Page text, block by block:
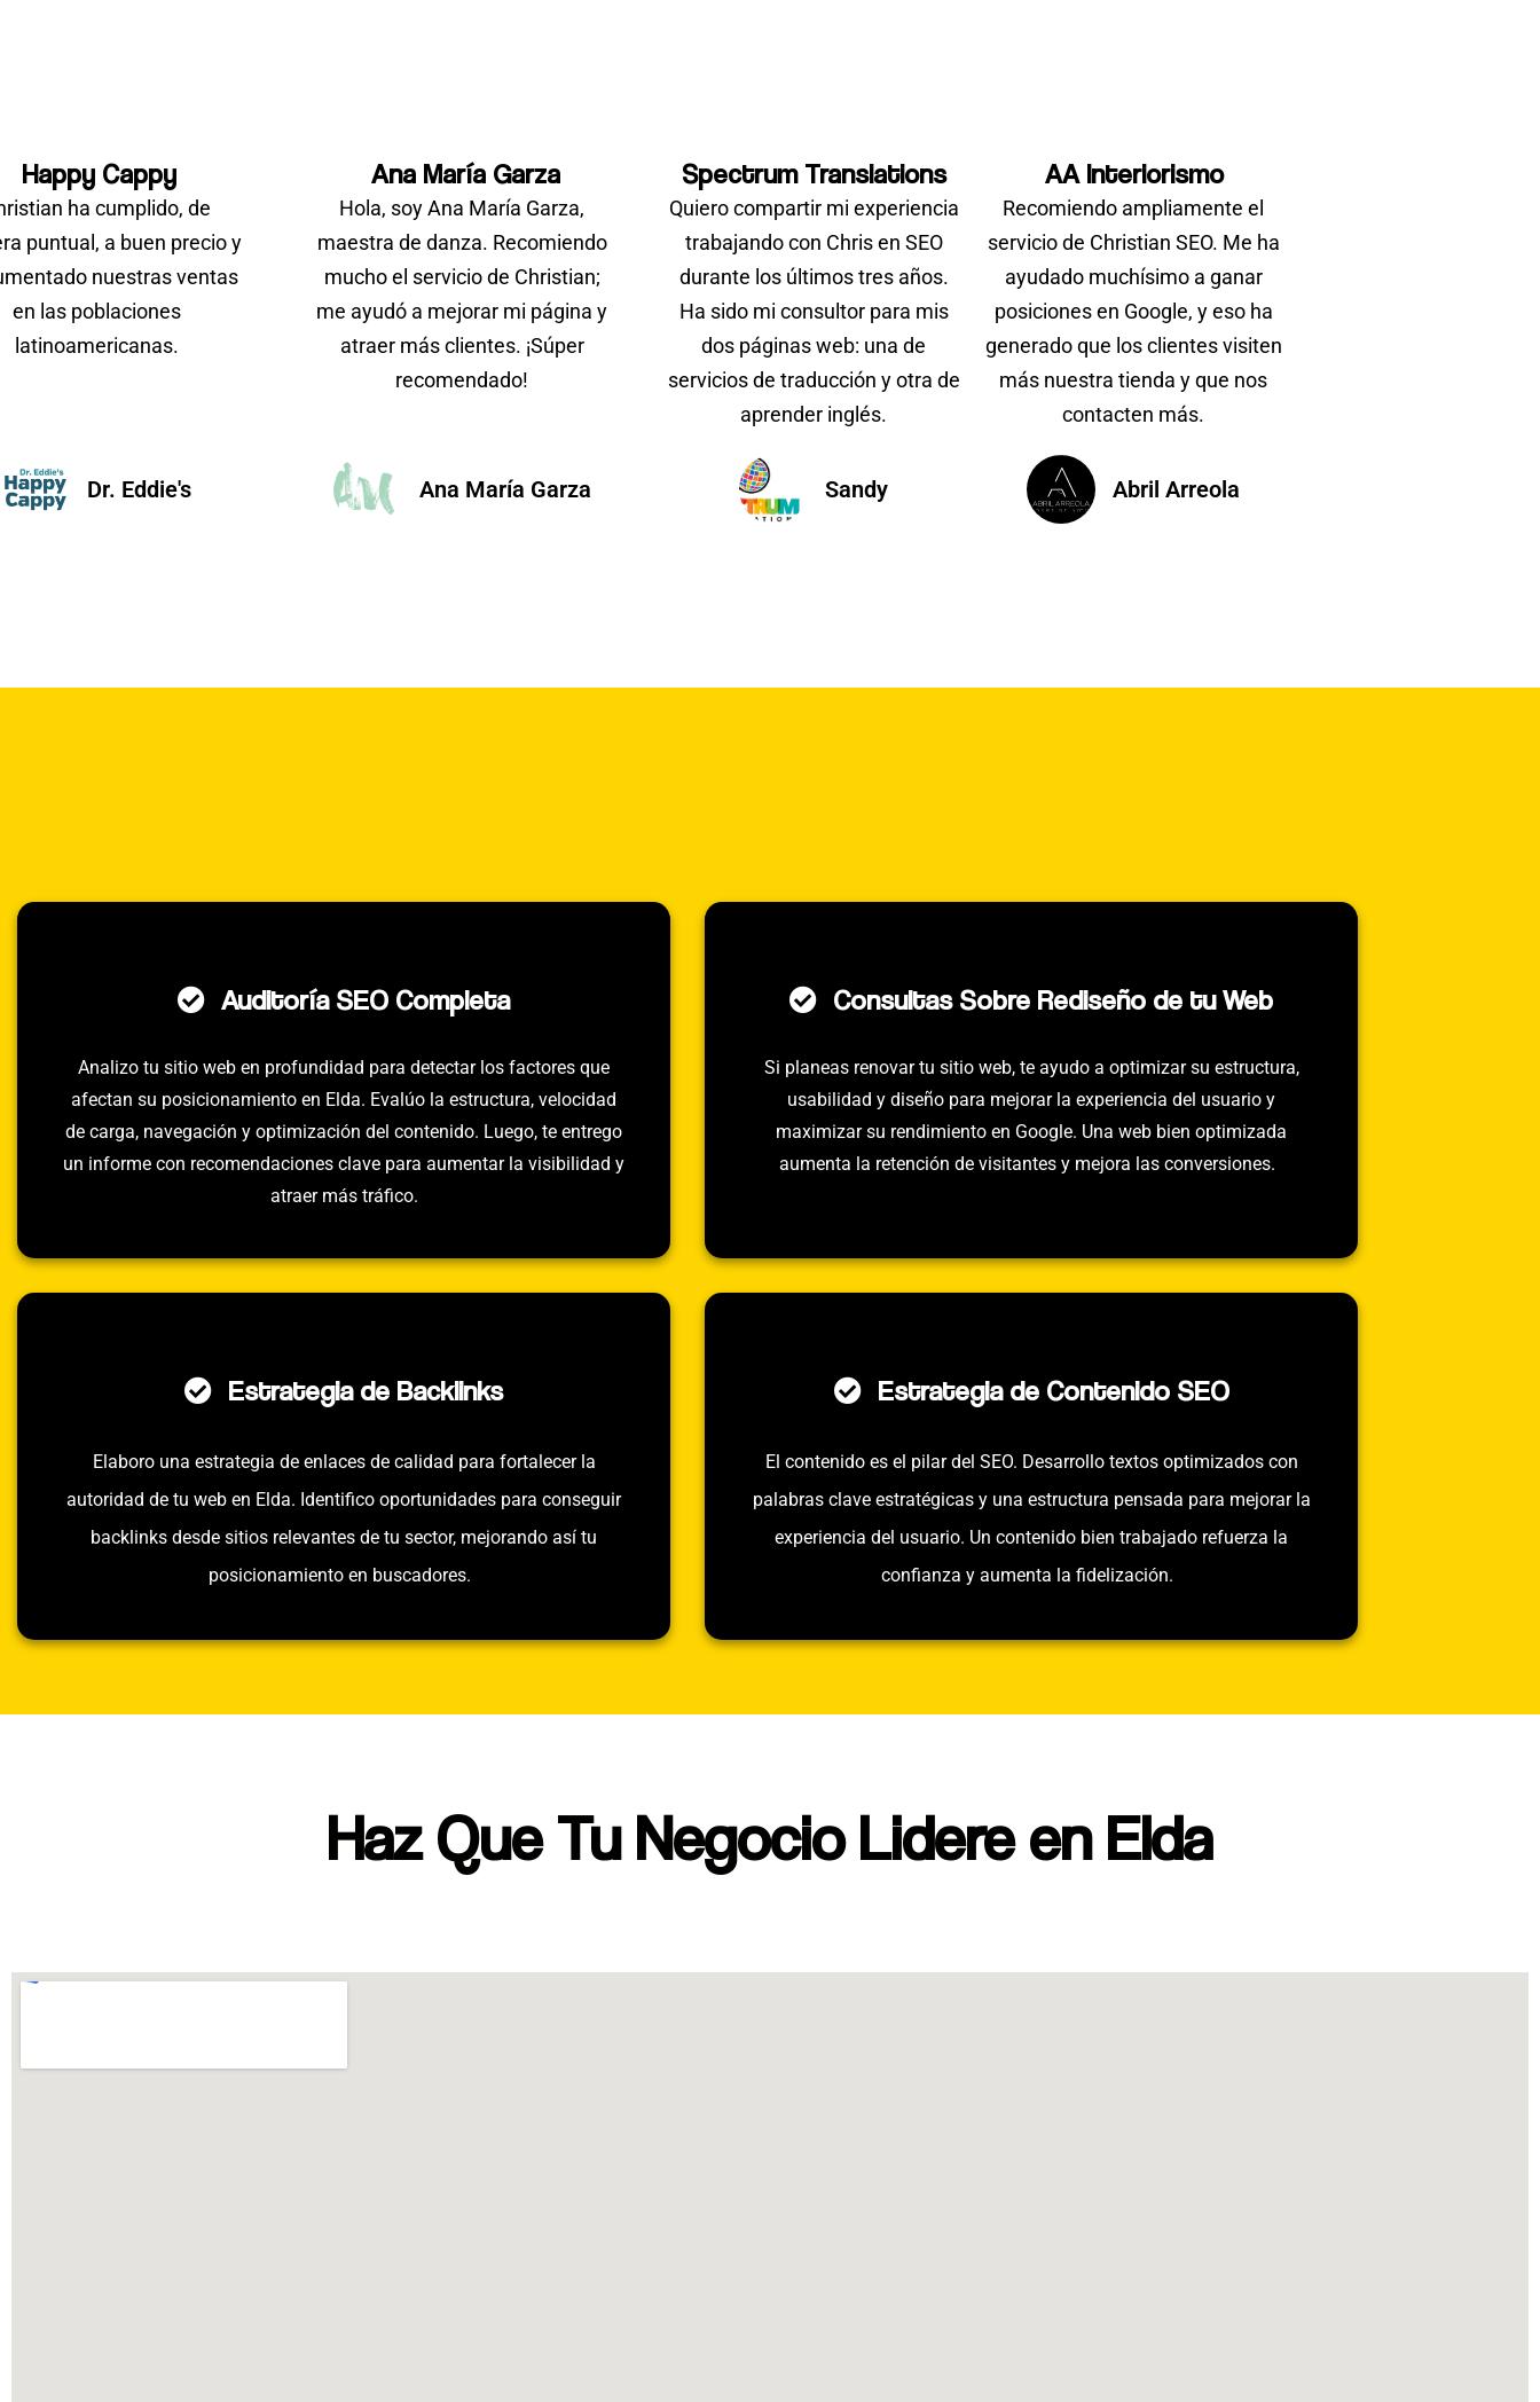
Happy Cappy Ana María Garza Spectrum Translations AA Interiorismo
ha cumplido, de
puntual, a buen precio y
nuestras ventas
en las poblaciones
latinoamericanas.
Dr. Eddie's
Hola, soy Ana María Garza,
maestra de danza. Recomiendo
mucho el servicio de Christian;
me ayudó a mejorar mi página y
atraer más clientes. ¡Súper
recomendado!
Ana María Garza
Quiero compartir mi experiencia
trabajando con Chris en SEO
durante los últimos tres años.
Ha sido mi consultor para mis
dos páginas web: una de
servicios de traducción y otra de
aprender inglés.
Sandy
Recomiendo ampliamente el
servicio de Christian SEO. Me ha
ayudado muchísimo a ganar
posiciones en Google, y eso ha
generado que los clientes visiten
más nuestra tienda y que nos
contacten más.
Abril Arreola
Auditoría SEO Completa
Analizo tu sitio web en profundidad para detectar los factores que
afectan su posicionamiento en Elda. Evalúo la estructura, velocidad
de carga, navegación y optimización del contenido. Luego, te entrego
un informe con recomendaciones clave para aumentar la visibilidad y
atraer más tráfico.
Consultas Sobre Rediseño de tu Web
Si planeas renovar tu sitio web, te ayudo a optimizar su estructura,
usabilidad y diseño para mejorar la experiencia del usuario y
maximizar su rendimiento en Google. Una web bien optimizada
aumenta la retención de visitantes y mejora las conversiones.
Estrategia de Backlinks
Elaboro una estrategia de enlaces de calidad para fortalecer la
autoridad de tu web en Elda. Identifico oportunidades para conseguir
backlinks desde sitios relevantes de tu sector, mejorando así tu
posicionamiento en buscadores.
Estrategia de Contenido SEO
El contenido es el pilar del SEO. Desarrollo textos optimizados con
palabras clave estratégicas y una estructura pensada para mejorar la
experiencia del usuario. Un contenido bien trabajado refuerza la
confianza y aumenta la fidelización.
Haz Que Tu Negocio Lidere en Elda